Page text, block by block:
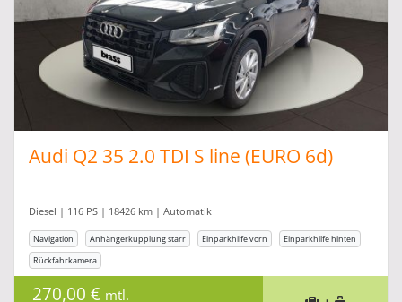
Audi Q2 35 2.0 TDI S line (EURO 6d)
Diesel | 116 PS | 18426 km | Automatik
Navigation Anhängerkupplung starr Einparkhilfe vorn
Einparkhilfe hinten
Rückfahrkamera
270,00 € mtl.